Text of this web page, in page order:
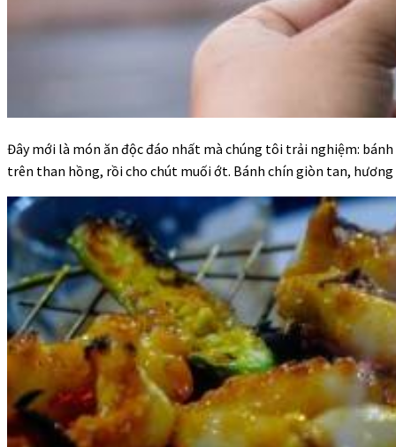
Đây mới là món ăn độc đáo nhất mà chúng tôi trải nghiệm:
trên than hồng, rồi cho chút muối ớt. Bánh chín giòn tan,